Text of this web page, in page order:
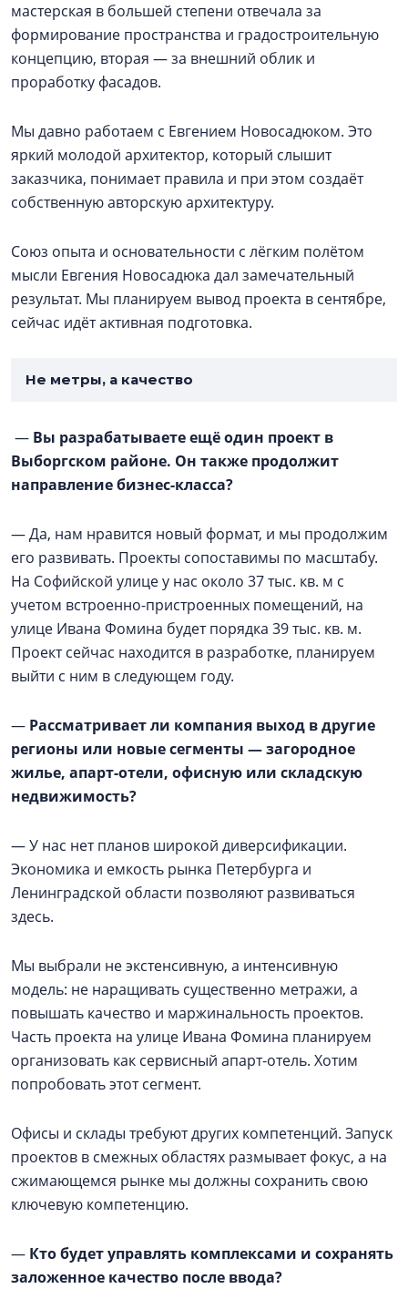
мастерская в большей степени отвечала за
формирование пространства и градостроительную
концепцию, вторая — за внешний облик и
проработку фасадов.
Мы давно работаем с Евгением Новосадюком. Это
яркий молодой архитектор, который слышит
заказчика, понимает правила и при этом создаёт
собственную авторскую архитектуру.
Союз опыта и основательности с лёгким полётом
мысли Евгения Новосадюка дал замечательный
результат. Мы планируем вывод проекта в сентябре,
сейчас идёт активная подготовка.
Не метры, а качество
— Вы разрабатываете ещё один проект в
Выборгском районе. Он также продолжит
направление бизнес-класса?
— Да, нам нравится новый формат, и мы продолжим
его развивать. Проекты сопоставимы по масштабу.
На Софийской улице у нас около 37 тыс. кв. м с
учетом встроенно-пристроенных помещений, на
улице Ивана Фомина будет порядка 39 тыс. кв. м.
Проект сейчас находится в разработке, планируем
выйти с ним в следующем году.
— Рассматривает ли компания выход в другие
регионы или новые сегменты — загородное
жилье, апарт-отели, офисную или складскую
недвижимость?
— У нас нет планов широкой диверсификации.
Экономика и емкость рынка Петербурга и
Ленинградской области позволяют развиваться
здесь.
Мы выбрали не экстенсивную, а интенсивную
модель: не наращивать существенно метражи, а
повышать качество и маржинальность проектов.
Часть проекта на улице Ивана Фомина планируем
организовать как сервисный апарт-отель. Хотим
попробовать этот сегмент.
Офисы и склады требуют других компетенций. Запуск
проектов в смежных областях размывает фокус, а на
сжимающемся рынке мы должны сохранить свою
ключевую компетенцию.
— Кто будет управлять комплексами и сохранять
заложенное качество после ввода?